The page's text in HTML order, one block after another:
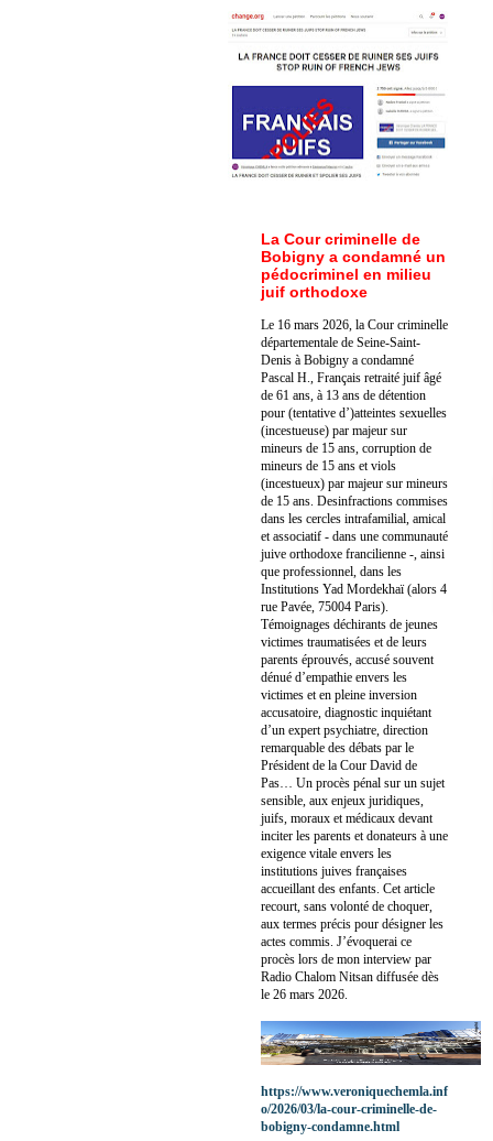
La Cour criminelle de
Bobigny a condamné un
pédocriminel en milieu
juif orthodoxe
Le 16 mars 2026, la Cour criminelle
départementale de Seine-Saint-
Denis à Bobigny a condamné
Pascal H., Français retraité juif âgé
de 61 ans, à 13 ans de détention
pour (tentative d’)atteintes sexuelles
(incestueuse) par majeur sur
mineurs de 15 ans, corruption de
mineurs de 15 ans et viols
(incestueux) par majeur sur mineurs
de 15 ans. Desinfractions commises
dans les cercles intrafamilial, amical
et associatif - dans une communauté
juive orthodoxe francilienne -, ainsi
que professionnel, dans les
Institutions Yad Mordekhaï (alors 4
rue Pavée, 75004 Paris).
Témoignages déchirants de jeunes
victimes traumatisées et de leurs
parents éprouvés, accusé souvent
dénué d’empathie envers les
victimes et en pleine inversion
accusatoire, diagnostic inquiétant
d’un expert psychiatre, direction
remarquable des débats par le
Président de la Cour David de
Pas… Un procès pénal sur un sujet
sensible, aux enjeux juridiques,
juifs, moraux et médicaux devant
inciter les parents et donateurs à une
exigence vitale envers les
institutions juives françaises
accueillant des enfants. Cet article
recourt, sans volonté de choquer,
aux termes précis pour désigner les
actes commis. J’évoquerai ce
procès lors de mon interview par
Radio Chalom Nitsan diffusée dès
le 26 mars 2026.
https://www.veroniquechemla.inf
o/2026/03/la-cour-criminelle-de-
bobigny-condamne.html